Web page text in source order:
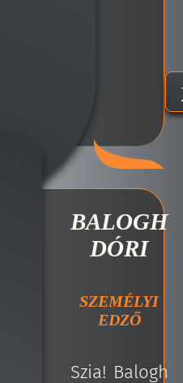
BALOGH
DÓRI
SZEMÉLYI
EDZŐ
Szia! Balogh